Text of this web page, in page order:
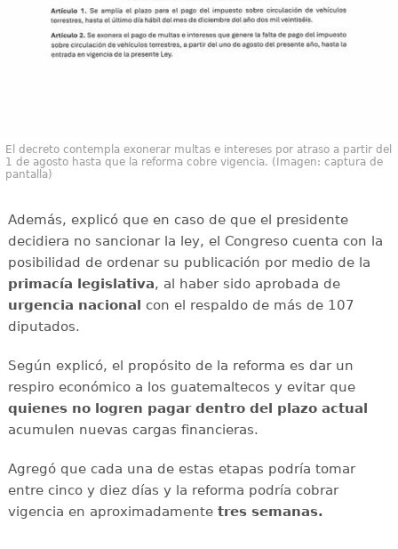
El decreto contempla exonerar multas e intereses por atraso a partir del
1 de agosto hasta que la reforma cobre vigencia. (Imagen: captura de
pantalla)
Además, explicó que en caso de que el presidente
decidiera no sancionar la ley, el Congreso cuenta con la
posibilidad de ordenar su publicación por medio de la
primacía legislativa, al haber sido aprobada de
urgencia nacional con el respaldo de más de 107
diputados.
Según explicó, el propósito de la reforma es dar un
respiro económico a los guatemaltecos y evitar que
quienes no logren pagar dentro del plazo actual
acumulen nuevas cargas financieras.
Agregó que cada una de estas etapas podría tomar
entre cinco y diez días y la reforma podría cobrar
vigencia en aproximadamente tres semanas.